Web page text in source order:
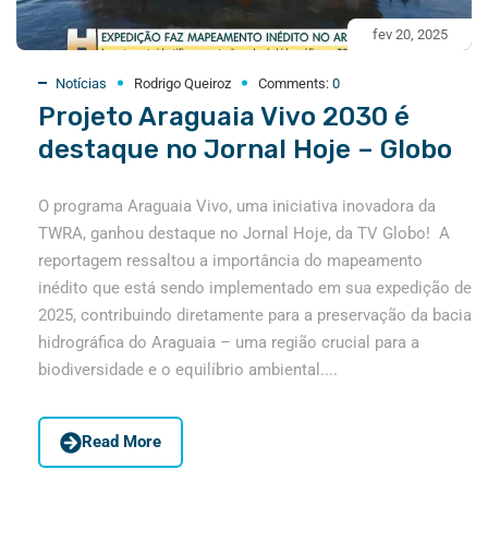
fev 20, 2025
Notícias Rodrigo Queiroz Comments: 0
Projeto Araguaia Vivo 2030 é
destaque no Jornal Hoje – Globo
O programa Araguaia Vivo, uma iniciativa inovadora da
TWRA, ganhou destaque no Jornal Hoje, da TV Globo! A
reportagem ressaltou a importância do mapeamento
inédito que está sendo implementado em sua expedição de
2025, contribuindo diretamente para a preservação da bacia
hidrográfica do Araguaia – uma região crucial para a
biodiversidade e o equilíbrio ambiental....
Read More